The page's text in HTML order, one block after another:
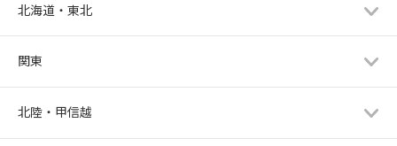
北海道・東北
関東
北陸・甲信越